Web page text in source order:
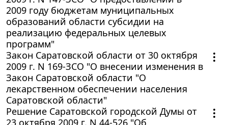
2009 году бюджетам муниципальных
образований области субсидии на
реализацию федеральных целевых
программ"
Закон Саратовской области от 30 октября
2009 г. N 169-ЗСО "О внесении изменения в
Закон Саратовской области "О
лекарственном обеспечении населения
Саратовской области"
Решение Саратовской городской Думы от
23 октября 2009 г. N 44-526 "Об